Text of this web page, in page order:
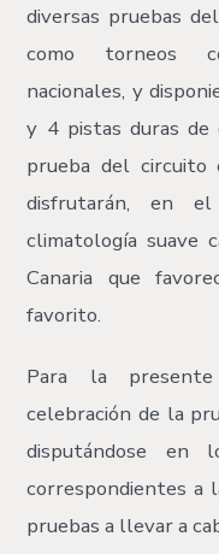
diversas pruebas
como torneos
nacionales, y
y 4 pistas duras de
prueba del
disfrutarán, en
climatología suave
Canaria que
favorito.
Para la
celebración de la
disputándose en
correspondientes a
pruebas a llevar a